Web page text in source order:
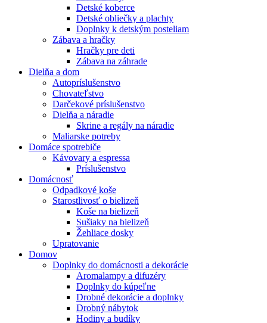
Detské koberce
Detské obliečky a plachty
Doplnky k detským posteliam
Zábava a hračky
Hračky pre deti
Zábava na záhrade
Dielňa a dom
Autopríslušenstvo
Chovateľstvo
Darčekové príslušenstvo
Dielňa a náradie
Skrine a regály na náradie
Maliarske potreby
Domáce spotrebiče
Kávovary a espressa
Príslušenstvo
Domácnosť
Odpadkové koše
Starostlivosť o bielizeň
Koše na bielizeň
Sušiaky na bielizeň
Žehliace dosky
Upratovanie
Domov
Doplnky do domácnosti a dekorácie
Aromalampy a difuzéry
Doplnky do kúpeľne
Drobné dekorácie a doplnky
Drobný nábytok
Hodiny a budíky